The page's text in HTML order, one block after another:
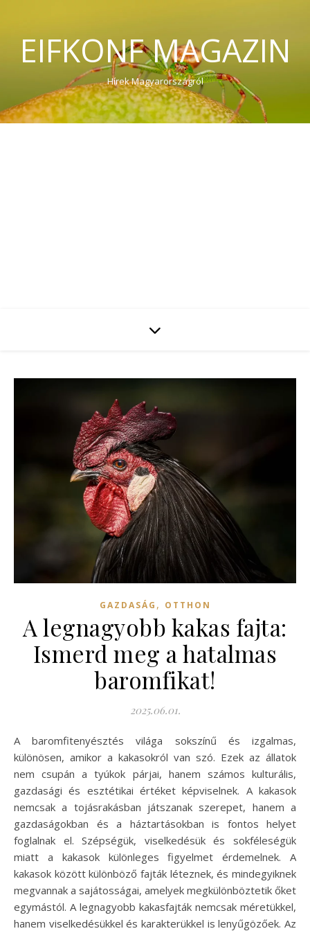
EIFKONF MAGAZIN
Hírek Magyarországról
GAZDASÁG , OTTHON
A legnagyobb kakas fajta:
Ismerd meg a hatalmas
baromfikat!
2025.06.01.
A baromfitenyésztés világa sokszínű és izgalmas,
különösen, amikor a kakasokról van szó. Ezek az állatok
nem csupán a tyúkok párjai, hanem számos kulturális,
gazdasági és esztétikai értéket képviselnek. A kakasok
nemcsak a tojásrakásban játszanak szerepet, hanem a
gazdaságokban és a háztartásokban is fontos helyet
foglalnak el. Szépségük, viselkedésük és sokféleségük
miatt a kakasok különleges figyelmet érdemelnek. A
kakasok között különböző fajták léteznek, és mindegyiknek
megvannak a sajátosságai, amelyek megkülönböztetik őket
egymástól. A legnagyobb kakasfajták nemcsak méretükkel,
hanem viselkedésükkel és karakterükkel is lenyűgözőek. Az